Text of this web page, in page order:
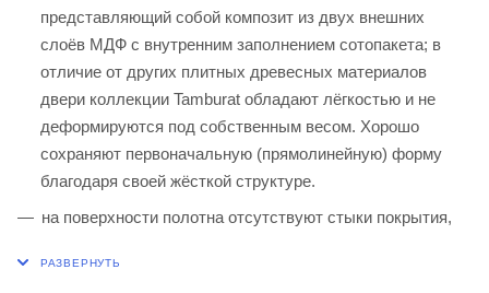
представляющий собой композит из двух внешних
слоёв МДФ с внутренним заполнением сотопакета; в
отличие от других плитных древесных материалов
двери коллекции Tamburat обладают лёгкостью и не
деформируются под собственным весом. Хорошо
сохраняют первоначальную (прямолинейную) форму
благодаря своей жёсткой структуре.
на поверхности полотна отсутствуют стыки покрытия,